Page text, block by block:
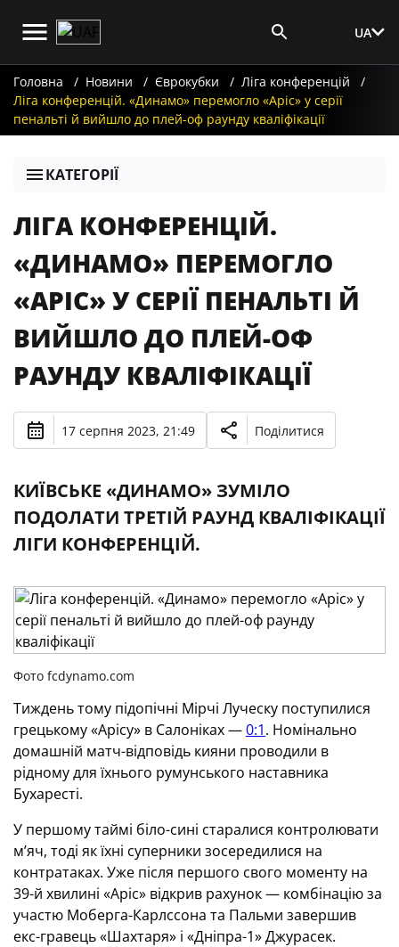
UA
Головна Новини Єврокубки
Ліга конференцій
Ліга конференцій. «Динамо» перемогло «Аріс» у серії
пенальті й вийшло до плей-оф раунду кваліфікації
КАТЕГОРІЇ
ЛІГА КОНФЕРЕНЦІЙ.
«ДИНАМО» ПЕРЕМОГЛО
«АРІС» У СЕРІЇ ПЕНАЛЬТІ Й
ВИЙШЛО ДО ПЛЕЙ-ОФ
РАУНДУ КВАЛІФІКАЦІЇ
17 серпня 2023, 21:49 Поділитися
КИЇВСЬКЕ «ДИНАМО» ЗУМІЛО
ПОДОЛАТИ ТРЕТІЙ РАУНД КВАЛІФІКАЦІЇ
ЛІГИ КОНФЕРЕНЦІЙ.
Фото fcdynamo.com
Тиждень тому підопічні Мірчі Луческу поступилися
грецькому «Арісу» в Салоніках —0:1. Номінально
домашній матч-відповідь кияни проводили в
рідному для їхнього румунського наставника
Бухаресті.
У першому таймі біло-сині старалися контролювати
м’яч, тоді як їхні суперники зосередилися на
контратаках. Уже після першого свого моменту на
39-й хвилині «Аріс» відкрив рахунок — комбінацію за
участю Моберга-Карлссона та Пальми завершив
екс-гравець «Шахтаря» і «Дніпра-1» Джурасек.